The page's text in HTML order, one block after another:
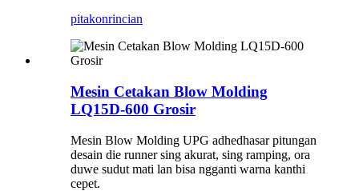
pitakonrincian
Mesin Cetakan Blow Molding
LQ15D-600 Grosir
Mesin Blow Molding UPG adhedhasar pitungan
desain die runner sing akurat, sing ramping, ora
duwe sudut mati lan bisa ngganti warna kanthi
cepet.